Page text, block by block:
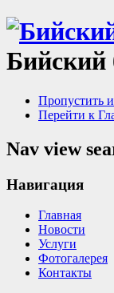
Бийский
Пропустить
Перейти к
Nav view
Навигация
Главная
Новости
Услуги
Фотогалерея
Контакты